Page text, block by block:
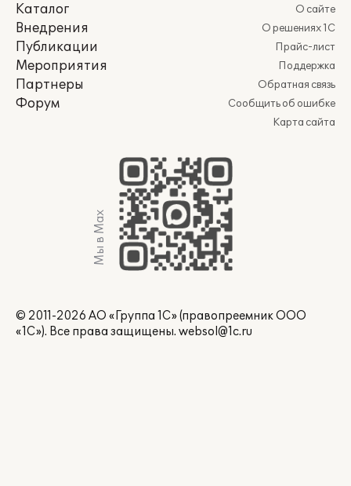
Каталог
Внедрения
Публикации
Мероприятия
Партнеры
Форум
О сайте
О решениях 1С
Прайс-лист
Поддержка
Обратная связь
Сообщить об ошибке
Карта сайта
Мы в Max
© 2011-2026 АО «Группа 1С» (правопреемник ООО
«1С»). Все права защищены. websol@1c.ru